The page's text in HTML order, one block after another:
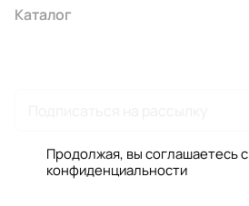
Каталог
Продолжая, вы соглашаетесь с
конфиденциальности